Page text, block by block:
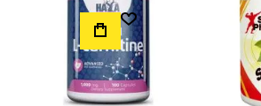
важливо для тих, хто має складні або
захворювання. Пам'ятайте, що
препарати потрібно дотримуватися
фахівців і інструкції по застосуванню.
повагу до свого тіла, а також
Додати до Списку Бажань